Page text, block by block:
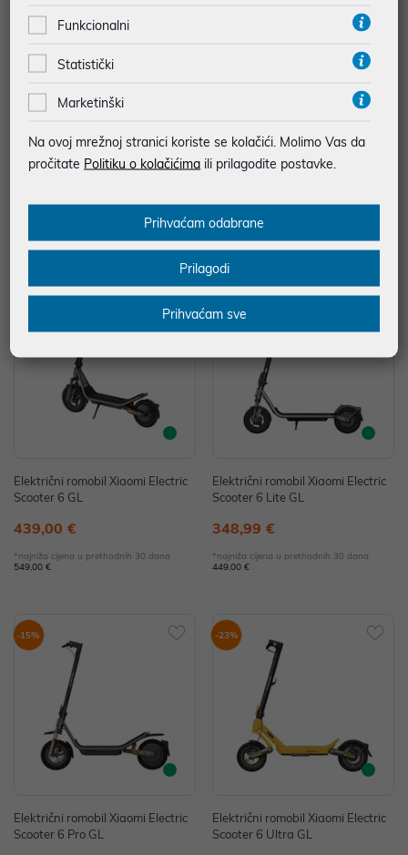
Haier Tundra Plus AS35TADHR
539,00 €
Energetski razred: A++
Električni romobil Xiaomi Electric
638,99 €
-20%
Električni romobil Xiaomi Electric
Scooter 6 GL
439,00 €
*najniža cijena u prethodnih 30 dana
549,00 €
-22%
Električni romobil Xiaomi Electric
Scooter 6 Lite GL
348,99 €
*najniža cijena u prethodnih 30 dana
449,00 €
-15%
Električni romobil Xiaomi Electric
Scooter 6 Pro GL
-23%
Električni romobil Xiaomi Electric
Scooter 6 Ultra GL
Funkcionalni
Statistički
Marketinški
Na ovoj mrežnoj stranici koriste se kolačići. Molimo Vas da
pročitate Politiku o kolačićima ili prilagodite postavke.
Prihvaćam odabrane
Prilagodi
Prihvaćam sve